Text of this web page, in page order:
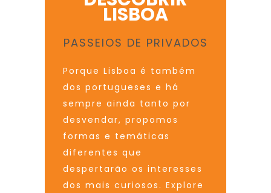
LISBOA
PASSEIOS DE PRIVADOS
Porque Lisboa é também
dos portugueses e há
sempre ainda tanto por
desvendar, propomos
formas e temáticas
diferentes que
despertarão os interesses
dos mais curiosos. Explore